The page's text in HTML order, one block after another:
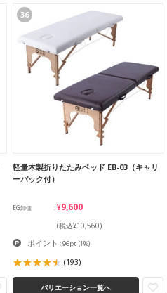
36
軽量木製折りたたみベッド EB-03（キャリ
ーバック付）
EG卸価 ¥9,600
(税込¥10,560)
ポイント : 96pt (1%)
(193)
バリエーション一覧へ